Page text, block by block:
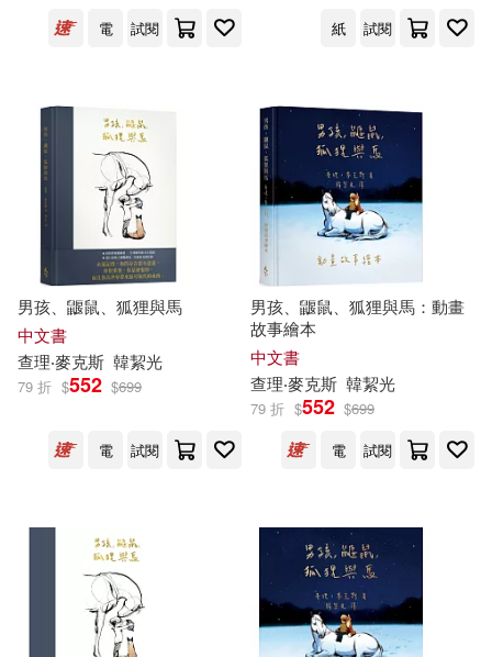
電
試閱
紙
試閱
男孩、鼴鼠、狐狸與馬
中文書
查理‧麥克斯 韓絜光
79 折 $552 $699
電 試閱
男孩、鼴鼠、狐狸與馬：動畫
故事繪本
中文書
查理‧麥克斯 韓絜光
79 折 $552 $699
電
試閱